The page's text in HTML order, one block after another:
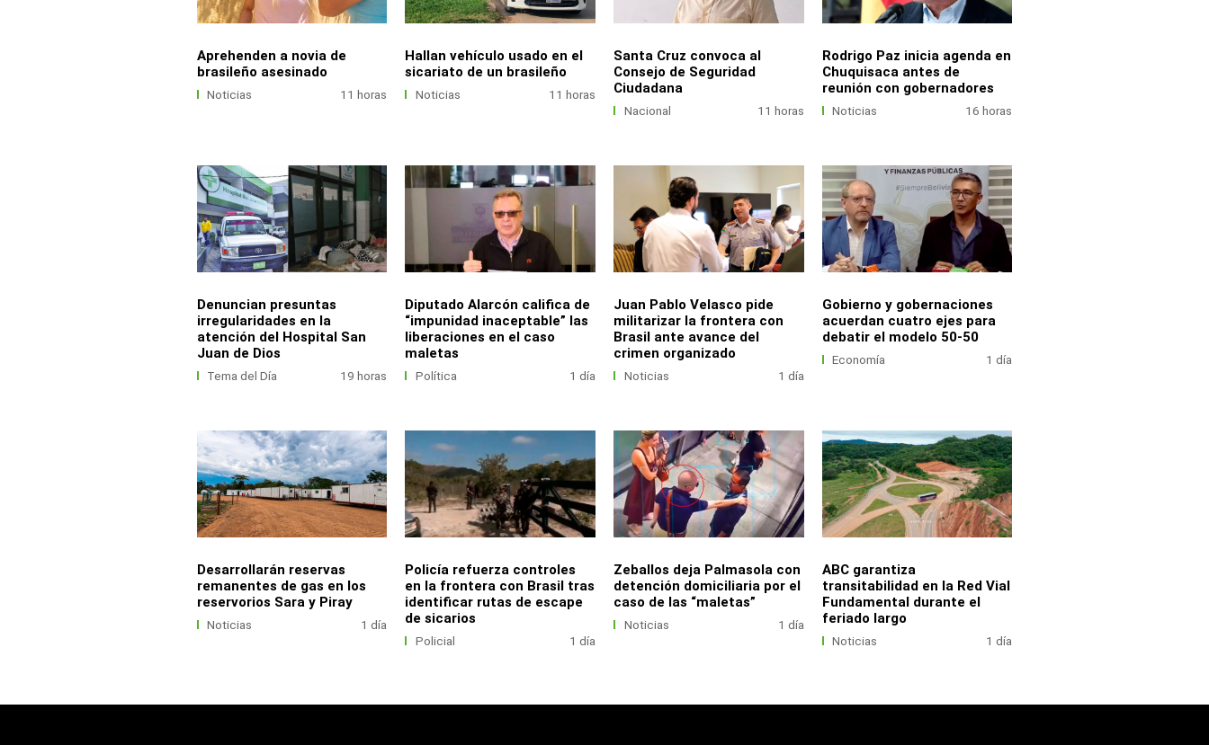
Aprehenden a novia de
brasileño asesinado
Noticias 11 horas
Hallan vehículo usado en el
sicariato de un brasileño
Noticias 11 horas
Santa Cruz convoca al
Consejo de Seguridad
Ciudadana
Nacional 11 horas
Rodrigo Paz inicia agenda en
Chuquisaca antes de
reunión con gobernadores
Noticias 16 horas
Denuncian presuntas
irregularidades en la
atención del Hospital San
Juan de Dios
Tema del Día 19 horas
Diputado Alarcón califica de
“impunidad inaceptable” las
liberaciones en el caso
maletas
Política 1 día
Juan Pablo Velasco pide
militarizar la frontera con
Brasil ante avance del
crimen organizado
Noticias 1 día
Gobierno y gobernaciones
acuerdan cuatro ejes para
debatir el modelo 50-50
Economía 1 día
Desarrollarán reservas
remanentes de gas en los
reservorios Sara y Piray
Noticias 1 día
Policía refuerza controles
en la frontera con Brasil tras
identificar rutas de escape
de sicarios
Policial 1 día
Zeballos deja Palmasola con
detención domiciliaria por el
caso de las “maletas”
Noticias 1 día
ABC garantiza
transitabilidad en la Red Vial
Fundamental durante el
feriado largo
Noticias 1 día